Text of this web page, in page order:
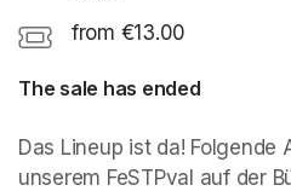
from €13.00
The sale has ended
Das Lineup ist da! Folgende
unserem FeSTPval auf der